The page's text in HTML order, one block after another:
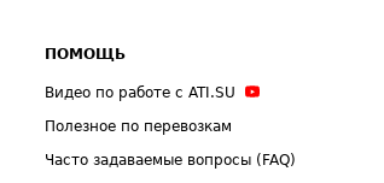
ПОМОЩЬ
Видео по работе с ATI.SU
Полезное по перевозкам
Часто задаваемые вопросы (FAQ)